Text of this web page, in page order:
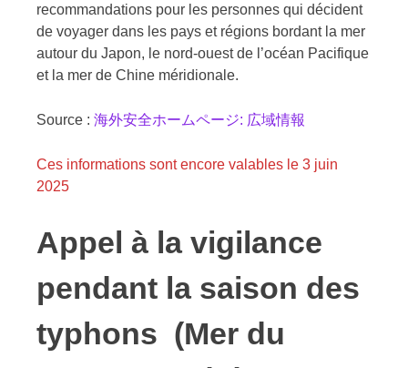
recommandations pour les personnes qui décident
de voyager dans les pays et régions bordant la mer
autour du Japon, le nord-ouest de l’océan Pacifique
et la mer de Chine méridionale.
Source : 海外安全ホームページ: 広域情報
Ces informations sont encore valables le 3 juin
2025
Appel à la vigilance
pendant la saison des
typhons (Mer du